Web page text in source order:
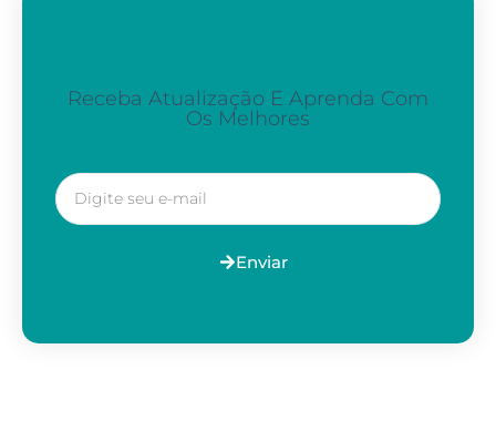
Receba Atualização E Aprenda Com
Os Melhores
Enviar